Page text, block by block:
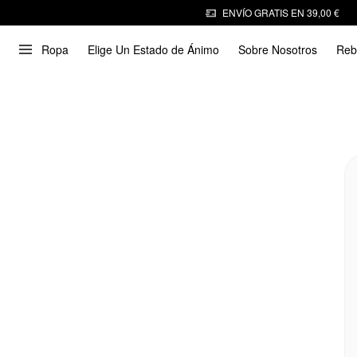
ENVÍO GRATIS EN 39,00 €
Ropa Elige Un Estado de Ánimo Sobre Nosotros